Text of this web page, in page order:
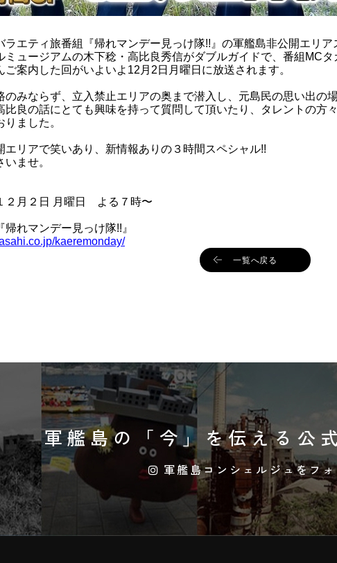
ラエティ旅番組『帰れマンデー見っけ隊!!』の軍艦島非公開エリア
ミュージアムの木下稔・高比良秀信がダブルガイドで、番組MCタ
ご案内した回がいよいよ12月2日月曜日に放送されます。
のみならず、立入禁止エリアの奥まで潜入し、元島民の思い出の
比良の話にとても興味を持って質問して頂いたり、タレントの方
ました。
エリアで笑いあり、新情報ありの３時間スペシャル!!
ませ。
２月２日 月曜日 よる７時〜
れマンデー見っけ隊!!』
kaeremonday/
一覧へ戻る
軍艦島の「今」を伝える 公
軍艦島コンシェルジュをフォ